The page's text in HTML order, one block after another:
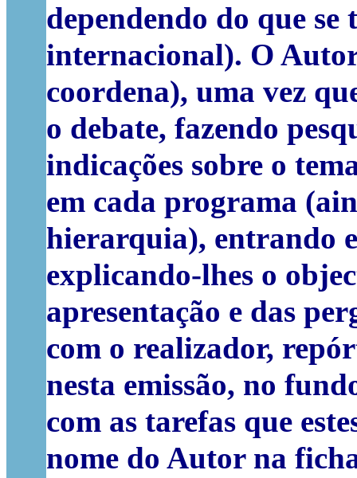
dependendo do que
internacional). O
coordena), uma vez
o debate, fazendo
indicações sobre o
em cada programa
hierarquia), entrando
explicando-lhes o
apresentação e das
com o realizador,
nesta emissão, no
com as tarefas que
nome do Autor na